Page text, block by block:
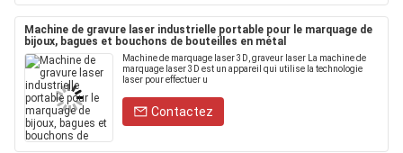
Machine de gravure laser industrielle portable pour le marquage de
bijoux, bagues et bouchons de bouteilles en métal
Machine de marquage laser 3D, graveur laser La machine de
marquage laser 3D est un appareil qui utilise la technologie
laser pour effectuer u
Contactez